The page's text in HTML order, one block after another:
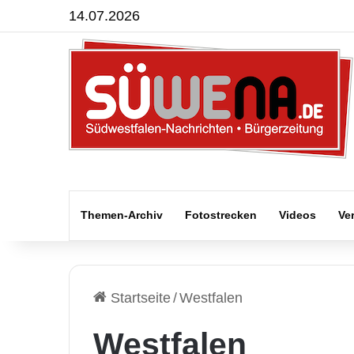
14.07.2026
Themen-Archiv Fotostrecken Videos
Startseite/Westfalen
Westfalen